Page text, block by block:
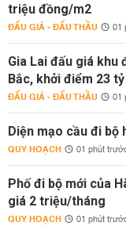
triệu đồng/m2
ĐẤU GIÁ - ĐẤU THẦU 01
Gia Lai đấu giá khu
Bắc, khởi điểm 23
ĐẤU GIÁ - ĐẤU THẦU 01
Diện mạo cầu đi bộ
QUY HOẠCH 01 phút
Phố đi bộ mới của
giá 2 triệu/tháng
QUY HOẠCH 01 phút